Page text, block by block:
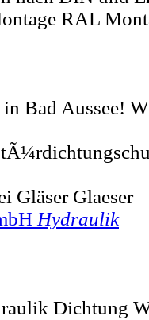
RAL
Bad Aussee!
Gläser Glaeser
Hydraulik
Dichtung